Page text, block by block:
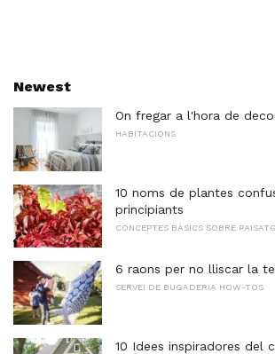
Newest
On fregar a l'hora de
HABITACIONS
10 noms de plantes
principiants
CONCEPTES BÀSICS SOBRE
6 raons per no lliscar la
SERVEI DE BUGADERIA HOW-TOS
10 Idees inspiradores del